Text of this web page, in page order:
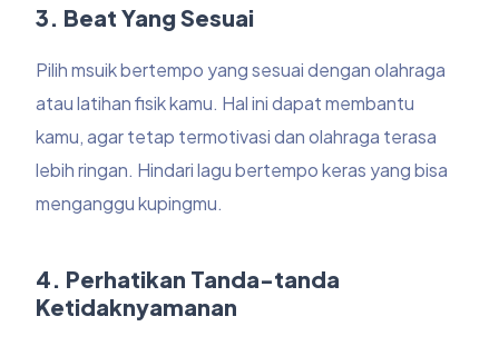
3. Beat Yang Sesuai
Pilih msuik bertempo yang sesuai dengan olahraga
atau latihan fisik kamu. Hal ini dapat membantu
kamu, agar tetap termotivasi dan olahraga terasa
lebih ringan. Hindari lagu bertempo keras yang bisa
menganggu kupingmu.
4. Perhatikan Tanda-tanda
Ketidaknyamanan